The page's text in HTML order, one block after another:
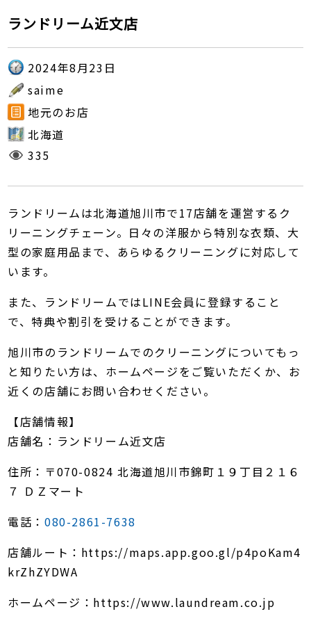
ランドリーム近文店
2024年8月23日
saime
地元のお店
北海道
335
ランドリームは北海道旭川市で17店舗を運営するク
リーニングチェーン。日々の洋服から特別な衣類、大
型の家庭用品まで、あらゆるクリーニングに対応して
います。
また、ランドリームではLINE会員に登録すること
で、特典や割引を受けることができます。
旭川市のランドリームでのクリーニングについてもっ
と知りたい方は、ホームページをご覧いただくか、お
近くの店舗にお問い合わせください。
【店舗情報】
店舗名：ランドリーム近文店
住所：〒070-0824 北海道旭川市錦町１９丁目２１６
７ ＤＺマート
電話：080-2861-7638
店舗ルート：https://maps.app.goo.gl/p4poKam4
krZhZYDWA
ホームページ：https://www.laundream.co.jp